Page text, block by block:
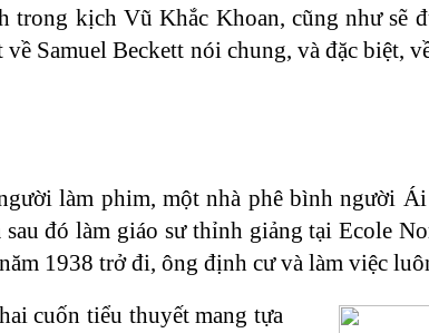
kịch Vũ Khắc Khoan, cũng như sẽ
Samuel Beckett nói chung, và đặc biệt,
làm phim, một nhà phê bình người
đó làm giáo sư thỉnh giảng tại Ecole
1938 trở đi, ông định cư và làm việc
cuốn tiểu thuyết mang tựa